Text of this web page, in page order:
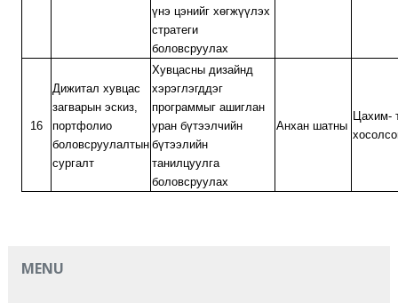
үнэ цэнийг хөгжүүлэх
стратеги
боловсруулах
16
Дижитал хувцас
загварын эскиз,
портфолио
боловсруулалтын
сургалт
Хувцасны дизайнд
хэрэглэгддэг
программыг ашиглан
уран бүтээлчийн
бүтээлийн
танилцуулга
боловсруулах
Анхан шатны
Цахим-
MENU